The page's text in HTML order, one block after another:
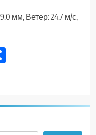
мм, Ветер: 24.7 м/с,